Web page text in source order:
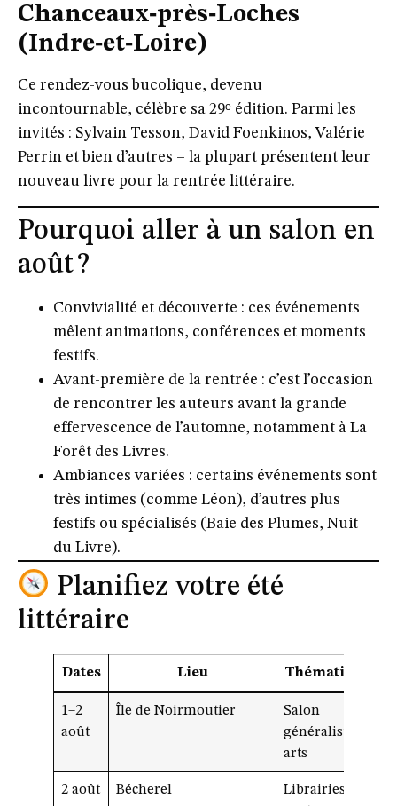
Chanceaux‑près‑Loches
(Indre‑et‑Loire)
Ce rendez-vous bucolique, devenu
incontournable, célèbre sa 29ᵉ édition. Parmi les
invités : Sylvain Tesson, David Foenkinos, Valérie
Perrin et bien d’autres – la plupart présentent leur
nouveau livre pour la rentrée littéraire.
Pourquoi aller à un salon en
août ?
Convivialité et découverte : ces événements
mêlent animations, conférences et moments
festifs.
Avant-première de la rentrée : c’est l’occasion
de rencontrer les auteurs avant la grande
effervescence de l’automne, notamment à La
Forêt des Livres.
Ambiances variées : certains événements sont
très intimes (comme Léon), d’autres plus
festifs ou spécialisés (Baie des Plumes, Nuit
du Livre).
Planifiez votre été
littéraire
Dates Lieu Thématique
1–2
août
Île de Noirmoutier
Salon
généraliste +
arts
2 août Bécherel
Librairies